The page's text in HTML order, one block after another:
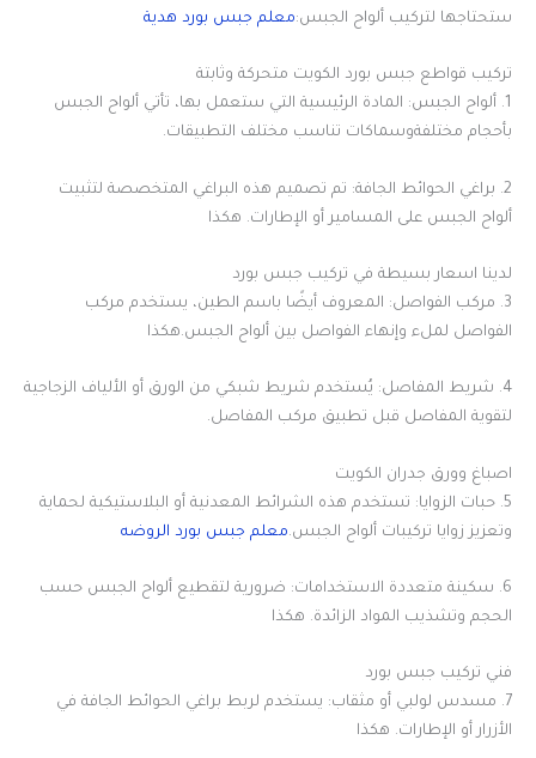
ستحتاجها لتركيب ألواح الجبس:معلم جبس بورد هدية
تركيب قواطع جبس بورد الكويت متحركة وثابتة
1. ألواح الجبس: المادة الرئيسية التي ستعمل بها، تأتي ألواح الجبس
بأحجام مختلفةوسماكات تناسب مختلف التطبيقات.
2. براغي الحوائط الجافة: تم تصميم هذه البراغي المتخصصة لتثبيت
ألواح الجبس على المسامير أو الإطارات. هكذا
لدينا اسعار بسيطة في تركيب جبس بورد
3. مركب الفواصل: المعروف أيضًا باسم الطين، يستخدم مركب
الفواصل لملء وإنهاء الفواصل بين ألواح الجبس.هكذا
4. شريط المفاصل: يُستخدم شريط شبكي من الورق أو الألياف الزجاجية
لتقوية المفاصل قبل تطبيق مركب المفاصل.
اصباغ وورق جدران الكويت
5. حبات الزوايا: تستخدم هذه الشرائط المعدنية أو البلاستيكية لحماية
وتعزيز زوايا تركيبات ألواح الجبس.معلم جبس بورد الروضه
6. سكينة متعددة الاستخدامات: ضرورية لتقطيع ألواح الجبس حسب
الحجم وتشذيب المواد الزائدة. هكذا
فني تركيب جبس بورد
7. مسدس لولبي أو مثقاب: يستخدم لربط براغي الحوائط الجافة في
الأزرار أو الإطارات. هكذا